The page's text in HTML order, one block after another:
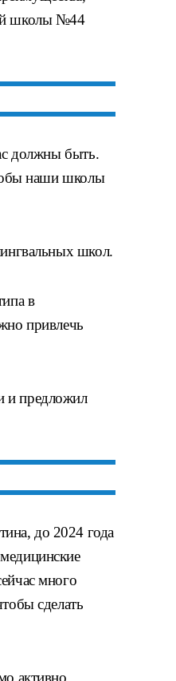
школы №44
должны быть.
наши школы
школ.
в
привлечь
и предложил
до 2024 года
много
сделать
активно